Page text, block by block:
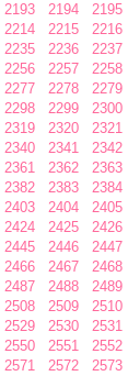
2193 2194 2195
2214 2215 2216
2235 2236 2237
2256 2257 2258
2277 2278 2279
2298 2299 2300
2319 2320 2321
2340 2341 2342
2361 2362 2363
2382 2383 2384
2403 2404 2405
2424 2425 2426
2445 2446 2447
2466 2467 2468
2487 2488 2489
2508 2509 2510
2529 2530 2531
2550 2551 2552
2571 2572 2573